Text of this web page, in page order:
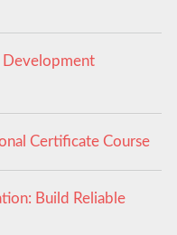
Development
Certificate Course
Build Reliable